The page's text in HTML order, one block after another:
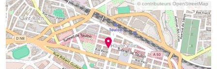
© contributeurs OpenStreetMap